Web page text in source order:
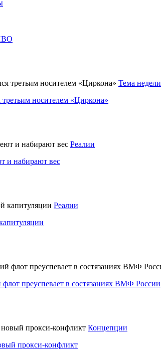
Тема недели
носителем «Циркона»
Реалии
и набирают вес
Реалии
преуспевает в состязаниях ВМФ России
Концепции
прокси-конфликт